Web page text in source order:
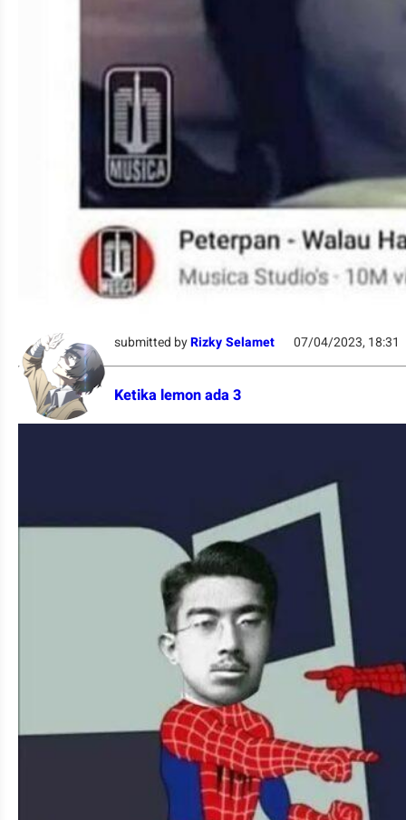
submitted byRizky Selamet 07/04/2023, 18:31
Ketika lemon ada 3